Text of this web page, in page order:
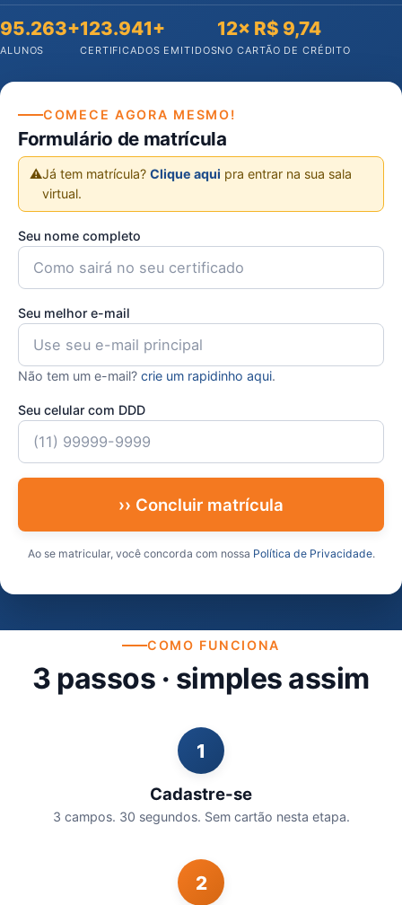
95.263+
ALUNOS
123.941+
CERTIFICADOS EMITIDOS
12× R$ 9,74
NO CARTÃO DE CRÉDITO
COMECE AGORA MESMO!
Formulário de matrícula
⚠️Já tem matrícula? Clique aqui pra entrar na sua sala
virtual.
Seu nome completo
Seu melhor e-mail
Não tem um e-mail? crie um rapidinho aqui.
Seu celular com DDD
›› Concluir matrícula
Ao se matricular, você concorda com nossa Política de Privacidade.
COMO FUNCIONA
3 passos · simples assim
1
Cadastre-se
3 campos. 30 segundos. Sem cartão nesta etapa.
2